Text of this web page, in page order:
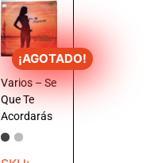
¡AGOTADO!
Varios – Se
Que Te
Acordarás